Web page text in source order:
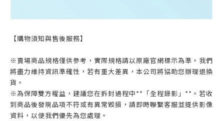
【購物須知與售後服務】
※賣場商品規格僅供參考，實際規格請以原廠官網標示為準。我們
將盡力維持資訊準確性，若有重大差異，本公司將協助您辦理退換
貨。
※為保障雙方權益，建議您在拆封過程中**「全程錄影」**。若收
到商品後發現品項不符或有異常毀損，請即時聯繫客服並提供影像
資料，以便我們優先為您處理。